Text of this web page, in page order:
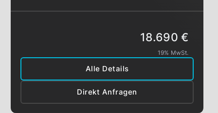
Alle Details
Direkt Anfragen
18.690 €
19% MwSt.